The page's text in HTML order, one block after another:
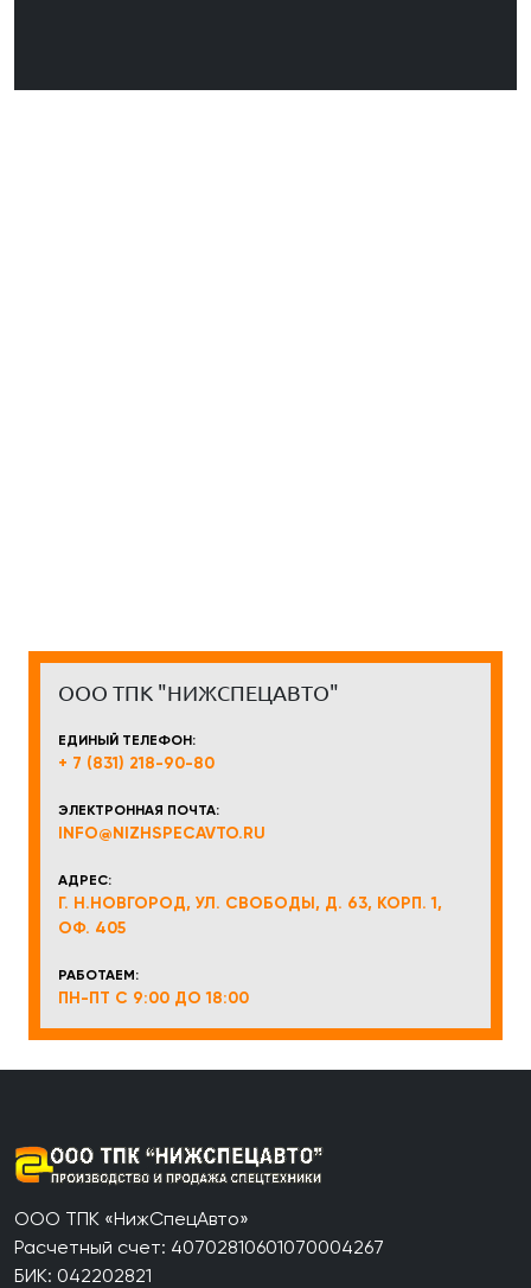
ООО ТПК "НИЖСПЕЦАВТО"
ЕДИНЫЙ ТЕЛЕФОН:
+ 7 (831) 218-90-80
ЭЛЕКТРОННАЯ ПОЧТА:
INFO@NIZHSPECAVTO.RU
АДРЕС:
Г. Н.НОВГОРОД, УЛ. СВОБОДЫ, Д. 63, КОРП. 1,
ОФ. 405
РАБОТАЕМ:
ПН-ПТ С 9:00 ДО 18:00
ООО ТПК «НижСпецАвто»
Расчетный счет: 40702810601070004267
БИК: 042202821